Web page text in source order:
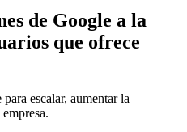
de Google a la
que ofrece
escalar, aumentar la